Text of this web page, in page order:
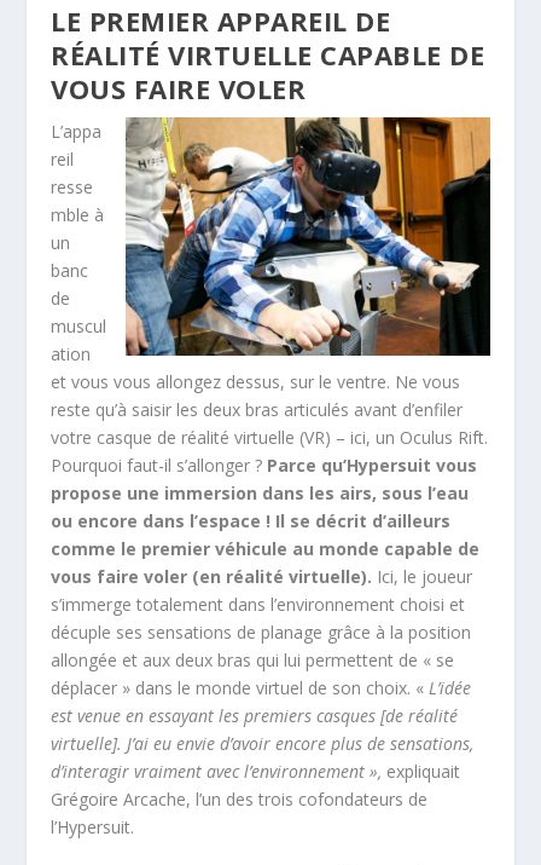
LE PREMIER APPAREIL DE
RÉALITÉ VIRTUELLE CAPABLE DE
VOUS FAIRE VOLER
L’appa
reil
resse
mble à
un
banc
de
muscul
ation
et vous vous allongez dessus, sur le ventre. Ne vous
reste qu’à saisir les deux bras articulés avant d’enfiler
votre casque de réalité virtuelle (VR) – ici, un Oculus Rift.
Pourquoi faut-il s’allonger ? Parce qu’Hypersuit vous
propose une immersion dans les airs, sous l’eau
ou encore dans l’espace ! Il se décrit d’ailleurs
comme le premier véhicule au monde capable de
vous faire voler (en réalité virtuelle). Ici, le joueur
s’immerge totalement dans l’environnement choisi et
décuple ses sensations de planage grâce à la position
allongée et aux deux bras qui lui permettent de « se
déplacer » dans le monde virtuel de son choix. «L’idée
est venue en essayant les premiers casques [de réalité
virtuelle]. J’ai eu envie d’avoir encore plus de sensations,
d’interagir vraiment avec l’environnement », expliquait
Grégoire Arcache, l’un des trois cofondateurs de
l’Hypersuit.